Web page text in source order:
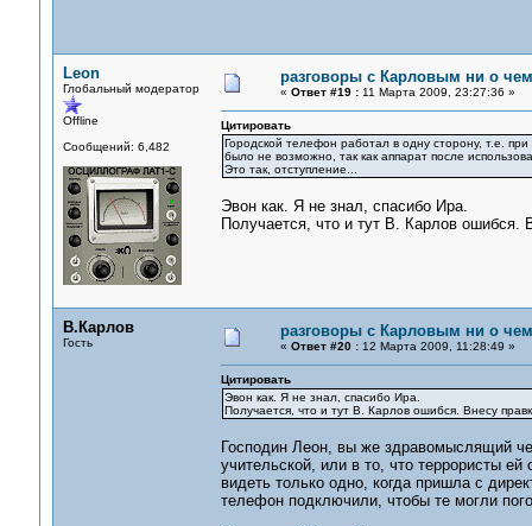
Leon
Глобальный модератор
Offline
Сообщений: 6,482
разговоры с Карловым ни о
« Ответ #19 :11 Марта 2009, 23:27:36 »
Цитировать
Городской телефон работал в одну сторону, т.е.
было не возможно, так как аппарат после
Это так, отступление...
Эвон как. Я не знал, спасибо Ира.
Получается, что и тут В. Карлов ошибся.
В.Карлов
Гость
разговоры с Карловым ни о
« Ответ #20 :12 Марта 2009, 11:28:49 »
Цитировать
Эвон как. Я не знал, спасибо Ира.
Получается, что и тут В. Карлов ошибся. Внесу
Господин Леон, вы же здравомыслящий
учительской, или в то, что террористы
видеть только одно, когда пришла с
телефон подключили, чтобы те могли